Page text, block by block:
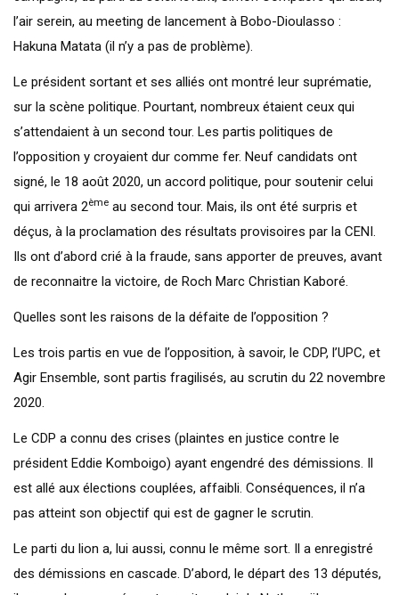
l’air serein, au meeting de lancement à Bobo-Dioulasso :
Hakuna Matata (il n’y a pas de problème).
Le président sortant et ses alliés ont montré leur suprématie,
sur la scène politique. Pourtant, nombreux étaient ceux qui
s’attendaient à un second tour. Les partis politiques de
l’opposition y croyaient dur comme fer. Neuf candidats ont
signé, le 18 août 2020, un accord politique, pour soutenir celui
qui arrivera 2ème au second tour. Mais, ils ont été surpris et
déçus, à la proclamation des résultats provisoires par la CENI.
Ils ont d’abord crié à la fraude, sans apporter de preuves, avant
de reconnaitre la victoire, de Roch Marc Christian Kaboré.
Quelles sont les raisons de la défaite de l’opposition ?
Les trois partis en vue de l’opposition, à savoir, le CDP, l’UPC, et
Agir Ensemble, sont partis fragilisés, au scrutin du 22 novembre
2020.
Le CDP a connu des crises (plaintes en justice contre le
président Eddie Komboigo) ayant engendré des démissions. Il
est allé aux élections couplées, affaibli. Conséquences, il n’a
pas atteint son objectif qui est de gagner le scrutin.
Le parti du lion a, lui aussi, connu le même sort. Il a enregistré
des démissions en cascade. D’abord, le départ des 13 députés,